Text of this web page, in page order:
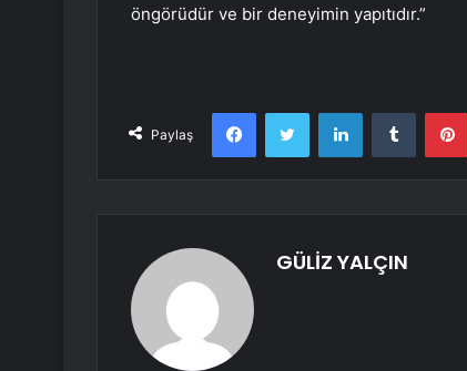
öngörüdür ve bir deneyimin yapıtıdır.”
Paylaş
FacebookTwitter LinkedInTumblr
GÜLİZ YALÇIN